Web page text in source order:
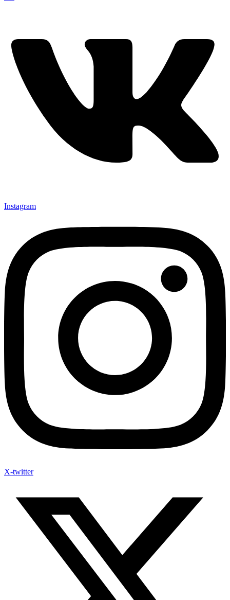
Instagram
X-twitter